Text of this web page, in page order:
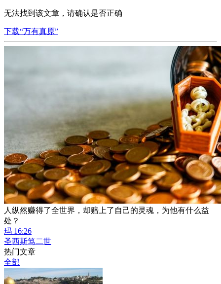
无法找到该文章，请确认是否正确
下载“万有真原”
人纵然赚得了全世界，却赔上了自己的灵魂，为他有什么益
处？
玛 16:26
圣西斯笃二世
热门文章
全部